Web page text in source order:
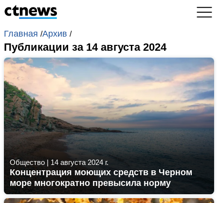
Главная /Архив /
Публикации за 14 августа 2024
Общество | 14 августа 2024 г.
Концентрация моющих средств в Черном
море многократно превысила норму